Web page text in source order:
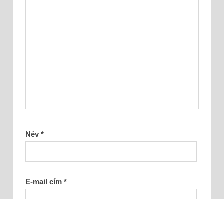
Név *
E-mail cím *